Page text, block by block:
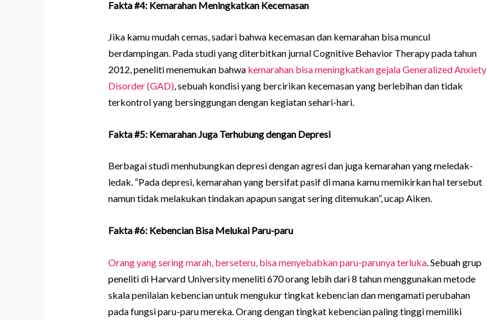
Fakta #4: Kemarahan Meningkatkan Kecemasan
Jika kamu mudah cemas, sadari bahwa kecemasan dan kemarahan bisa muncul
berdampingan. Pada studi yang diterbitkan jurnal Cognitive Behavior Therapy pada tahun
2012, peneliti menemukan bahwa kemarahan bisa meningkatkan gejala Generalized Anxiety
Disorder (GAD), sebuah kondisi yang bercirikan kecemasan yang berlebihan dan tidak
terkontrol yang bersinggungan dengan kegiatan sehari-hari.
Fakta #5: Kemarahan Juga Terhubung dengan Depresi
Berbagai studi menhubungkan depresi dengan agresi dan juga kemarahan yang meledak-
ledak. “Pada depresi, kemarahan yang bersifat pasif di mana kamu memikirkan hal tersebut
namun tidak melakukan tindakan apapun sangat sering ditemukan”, ucap Aiken.
Fakta #6: Kebencian Bisa Melukai Paru-paru
Orang yang sering marah, berseteru, bisa menyebabkan paru-parunya terluka. Sebuah grup
peneliti di Harvard University meneliti 670 orang lebih dari 8 tahun menggunakan metode
skala penilaian kebencian untuk mengukur tingkat kebencian dan mengamati perubahan
pada fungsi paru-paru mereka. Orang dengan tingkat kebencian paling tinggi memiliki